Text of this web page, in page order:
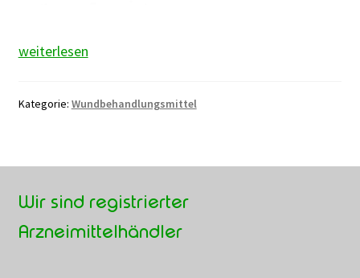
Ringelblumenblüten
weiterlesen
Kategorie: Wundbehandlungsmittel
Wir sind registrierter
Arzneimittelhändler